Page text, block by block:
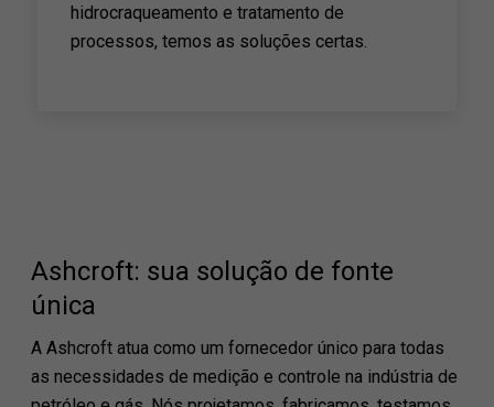
hidrocraqueamento e tratamento de
processos, temos as soluções certas.
Ashcroft: sua solução de fonte
única
A Ashcroft atua como um fornecedor único para todas
as necessidades de medição e controle na indústria de